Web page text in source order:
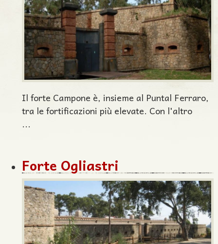
Il forte Campone è, insieme al Puntal Ferraro,
tra le fortificazioni più elevate. Con l'altro
...
Forte Ogliastri